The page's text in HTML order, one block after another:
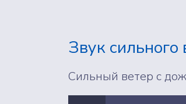
Звук
Сильный ветер с